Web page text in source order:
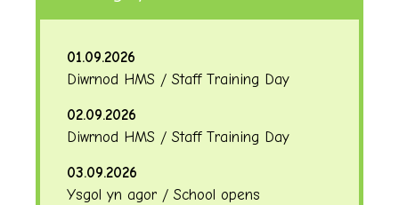
01.09.2026
Diwrnod HMS / Staff Training Day
02.09.2026
Diwrnod HMS / Staff Training Day
03.09.2026
Ysgol yn agor / School opens